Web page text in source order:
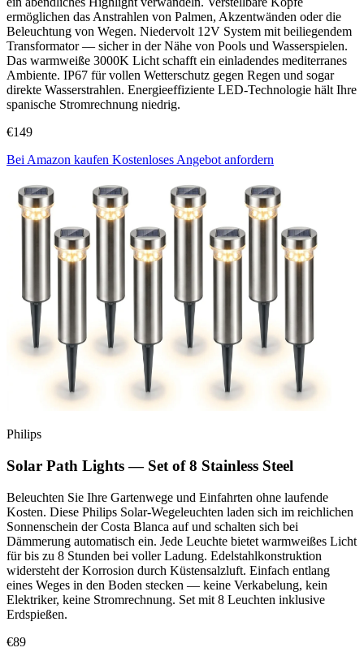
ermöglichen das Anstrahlen von Palmen, Akzentwänden oder die
Beleuchtung von Wegen. Niedervolt 12V System mit beiliegendem
Transformator — sicher in der Nähe von Pools und Wasserspielen.
Das warmweiße 3000K Licht schafft ein einladendes mediterranes
Ambiente. IP67 für vollen Wetterschutz gegen Regen und sogar
direkte Wasserstrahlen. Energieeffiziente LED-Technologie hält Ihre
spanische Stromrechnung niedrig.
€149
Bei Amazon kaufen Kostenloses Angebot anfordern
Philips
Solar Path Lights — Set of 8 Stainless Steel
Beleuchten Sie Ihre Gartenwege und Einfahrten ohne laufende
Kosten. Diese Philips Solar-Wegeleuchten laden sich im reichlichen
Sonnenschein der Costa Blanca auf und schalten sich bei
Dämmerung automatisch ein. Jede Leuchte bietet warmweißes Licht
für bis zu 8 Stunden bei voller Ladung. Edelstahlkonstruktion
widersteht der Korrosion durch Küstensalzluft. Einfach entlang
eines Weges in den Boden stecken — keine Verkabelung, kein
Elektriker, keine Stromrechnung. Set mit 8 Leuchten inklusive
Erdspießen.
€89